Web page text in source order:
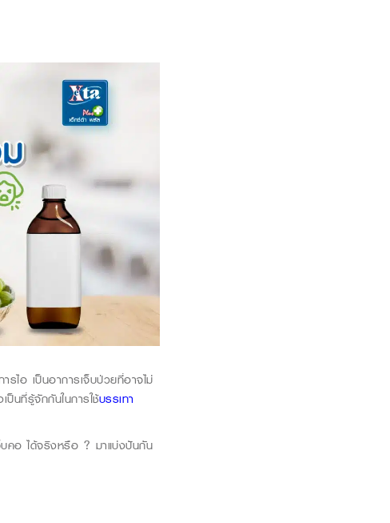
ไอ เป็นอาการเจ็บป่วยที่อาจไม่
ป็นที่รู้จักกันในการใช้บรรเทา
บคอ ได้จริงหรือ ? มาแบ่งปันกัน